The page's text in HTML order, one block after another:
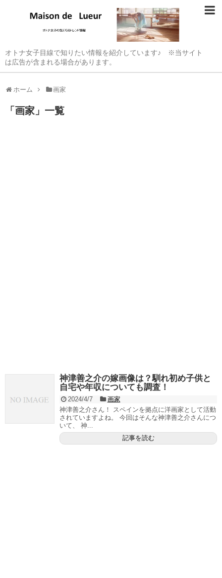
オトナ女子目線で知りたい情報を紹介しています♪ ※当サイト
は広告が含まれる場合があります。
ホーム 画家
「画家 」 一覧
神津善之介の嫁画像は？馴れ初め子供と
自宅や年収についても調査！
2024/4/7
画家
神津善之介さん！ スペインを拠点に洋画家として活動
されていますよね。 今回はそんな神津善之介さんにつ
いて、 神...
記事を読む